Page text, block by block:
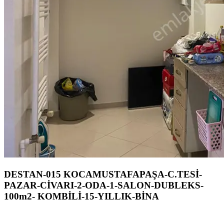
DESTAN-015 KOCAMUSTAFAPAŞA-C.TESİ-
PAZAR-CİVARI-2-ODA-1-SALON-DUBLEKS-
100m2- KOMBİLİ-15-YILLIK-BİNA